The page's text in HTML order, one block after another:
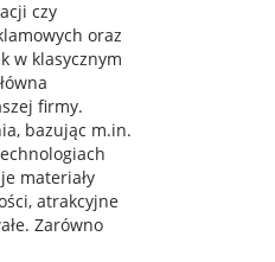
czy
oraz
w klasycznym
firmy.
bazując m.in.
materiały
atrakcyjne
Zarówno